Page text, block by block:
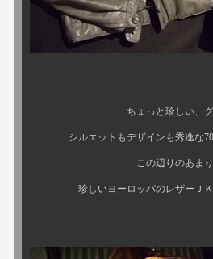
ちょっと珍しい、グレーの
シルエットもデザインも秀逸な70
この辺りのあまり見か
珍しいヨーロッパのレザーＪＫ